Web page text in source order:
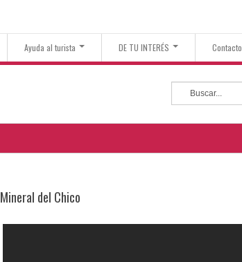
Ayuda al turista DE TU INTERÉS Contacto
Mineral del Chico